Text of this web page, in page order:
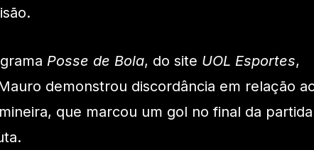
Posse de Bola, do site UOL Esportes,
demonstrou discordância em relação
que marcou um gol no final da partida